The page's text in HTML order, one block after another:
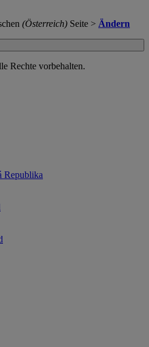
(Österreich) Seite > Ändern
Rechte vorbehalten.
Republika